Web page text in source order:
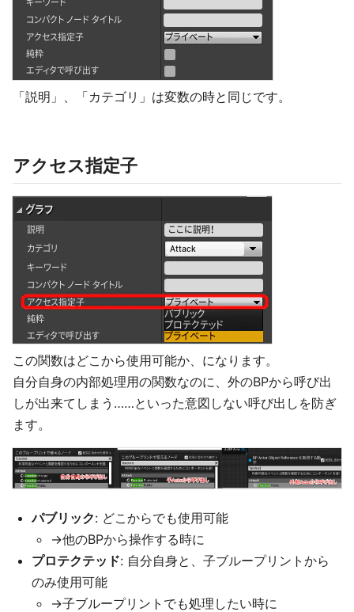
「説明」、「カテゴリ」は変数の時と同じです。
アクセス指定子
この関数はどこから使用可能か、になります。
自分自身の内部処理用の関数なのに、外のBPから呼び出
しが出来てしまう……といった意図しない呼び出しを防ぎ
ます。
パブリック: どこからでも使用可能
→他のBPから操作する時に
プロテクテッド: 自分自身と、子ブループリントから
のみ使用可能
→子ブループリントでも処理したい時に